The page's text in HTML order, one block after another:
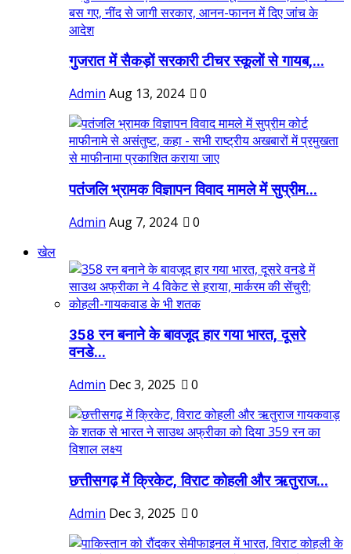
गुजरात में सैकड़ों सरकारी टीचर स्कूलों से गायब,...
Admin Aug 13, 2024 0
पतंजलि भ्रामक विज्ञापन विवाद मामले में सुप्रीम...
Admin Aug 7, 2024
0
खेल
358 रन बनाने के बावजूद हार गया भारत, दूसरे
वनडे...
Admin Dec 3, 2025 0
छत्तीसगढ़ में क्रिकेट, विराट कोहली और ऋतुराज...
Admin Dec 3, 2025 0